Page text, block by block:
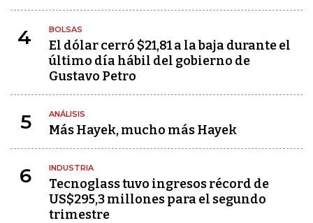
4 BOLSAS
El dólar cerró $21,81 a la baja durante el
último día hábil del gobierno de
Gustavo Petro
5 ANÁLISIS
Más Hayek, mucho más Hayek
6 INDUSTRIA
Tecnoglass tuvo ingresos récord de
US$295,3 millones para el segundo
trimestre